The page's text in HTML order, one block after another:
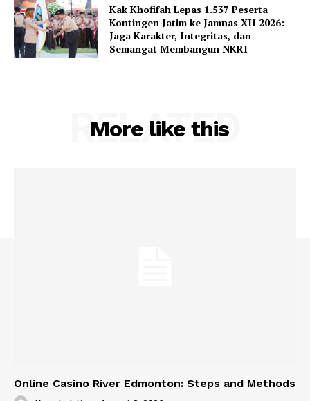
Kak Khofifah Lepas 1.537 Peserta
Kontingen Jatim ke Jamnas XII 2026:
Jaga Karakter, Integritas, dan
Semangat Membangun NKRI
More like this
RELATED
Online Casino River Edmonton: Steps and Methods